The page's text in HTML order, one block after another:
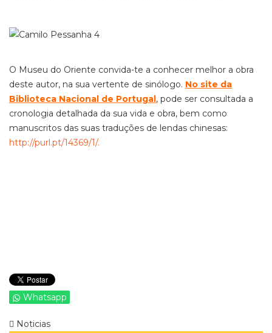
O Museu do Oriente convida-te a conhecer melhor a obra
deste autor, na sua vertente de sinólogo. No site da
Biblioteca Nacional de Portugal , pode ser consultada a
cronologia detalhada da sua vida e obra, bem como
manuscritos das suas traduções de lendas chinesas:
http://purl.pt/14369/1/.
Whatsapp
Noticias